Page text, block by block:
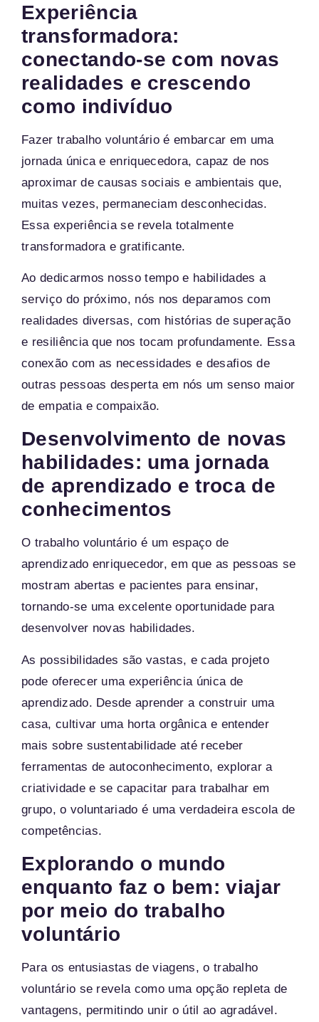
Experiência
transformadora:
conectando-se com novas
realidades e crescendo
como indivíduo
Fazer trabalho voluntário é embarcar em uma
jornada única e enriquecedora, capaz de nos
aproximar de causas sociais e ambientais que,
muitas vezes, permaneciam desconhecidas.
Essa experiência se revela totalmente
transformadora e gratificante.
Ao dedicarmos nosso tempo e habilidades a
serviço do próximo, nós nos deparamos com
realidades diversas, com histórias de superação
e resiliência que nos tocam profundamente. Essa
conexão com as necessidades e desafios de
outras pessoas desperta em nós um senso maior
de empatia e compaixão.
Desenvolvimento de novas
habilidades: uma jornada
de aprendizado e troca de
conhecimentos
O trabalho voluntário é um espaço de
aprendizado enriquecedor, em que as pessoas se
mostram abertas e pacientes para ensinar,
tornando-se uma excelente oportunidade para
desenvolver novas habilidades.
As possibilidades são vastas, e cada projeto
pode oferecer uma experiência única de
aprendizado. Desde aprender a construir uma
casa, cultivar uma horta orgânica e entender
mais sobre sustentabilidade até receber
ferramentas de autoconhecimento, explorar a
criatividade e se capacitar para trabalhar em
grupo, o voluntariado é uma verdadeira escola de
competências.
Explorando o mundo
enquanto faz o bem: viajar
por meio do trabalho
voluntário
Para os entusiastas de viagens, o trabalho
voluntário se revela como uma opção repleta de
vantagens, permitindo unir o útil ao agradável.